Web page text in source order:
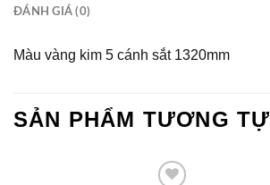
ĐÁNH GIÁ (0)
Màu vàng kim 5 cánh sắt 1320mm
SẢN PHẨM TƯƠNG TỰ